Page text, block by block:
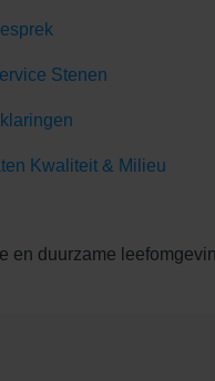
Stenen
Kwaliteit & Milieu
en duurzame